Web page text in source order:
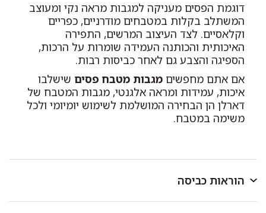
דוגמת הפסים מעניקה למגבות מראה נקי ומעוצב
המשתלב בקלות במטבחים מודרניים, כפריים
וקלאסיים. לצד העיצוב המרשים, התפירה
האיכותית והכותנה העמידה שומרות על הרכות,
הספיגה והצבע גם לאחר כביסות רבות.
אם אתם מחפשים מגבות מטבח פסים שישלבו
איכות, עמידות ומראה אלגנטי, מגבות המטבח של
דארלן הן הבחירה המושלמת לשימוש יומיומי ולכל
משימה במטבח.
הוראות כביסה